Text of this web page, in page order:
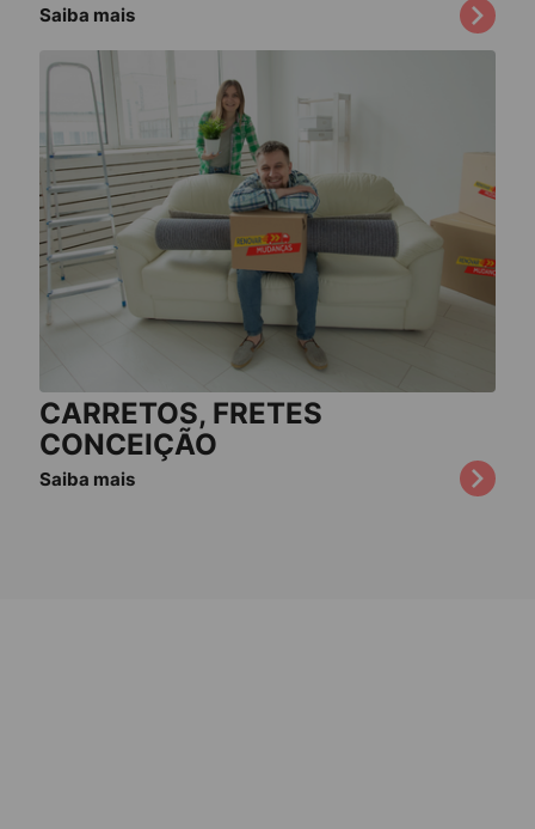
Saiba mais
CARRETOS, FRETES
CONCEIÇÃO
Saiba mais